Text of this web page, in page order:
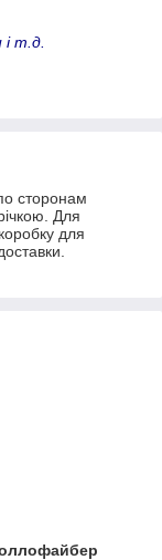
т.д.
сторонам
Для
для